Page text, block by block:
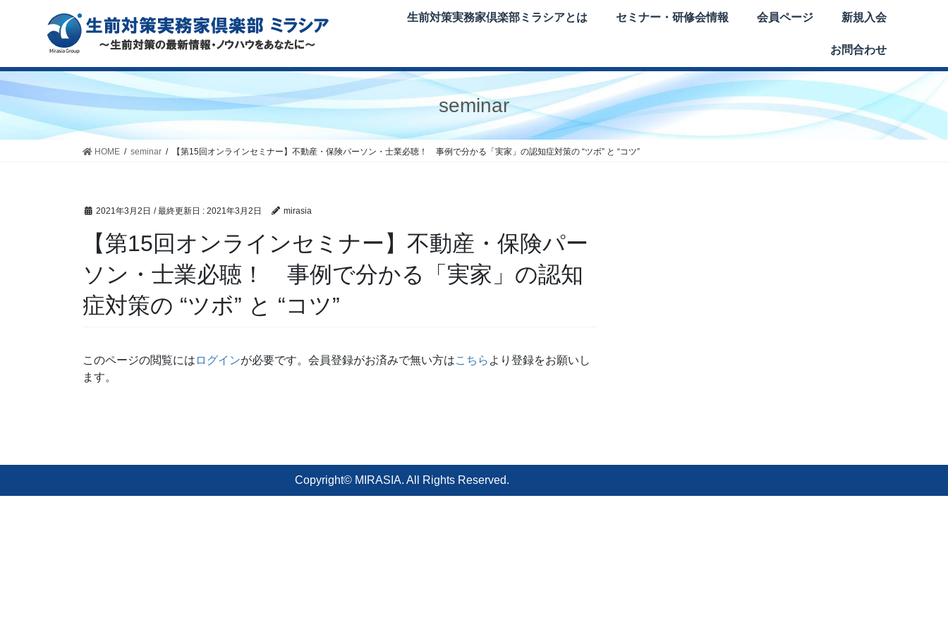
生前対策実務家倶楽部ミラシアとは セミナー・研修会情報 会員ページ 新規入会
お問合わせ
seminar
HOME seminar 【第15回オンラインセミナー】不動産・保険パーソン・士業必聴！ 事例で分かる「実家」の認知症対策の “ツボ” と “コツ”
2021年3月2日 / 最終更新日 : 2021年3月2日 mirasia
【第15回オンラインセミナー】不動産・保険パー
ソン・士業必聴！ 事例で分かる「実家」の認知
症対策の “ツボ” と “コツ”
このページの閲覧には ログインが必要です。会員登録がお済みで無い方はこちら より登録をお願いし
ます。
Copyright© MIRASIA. All Rights Reserved.